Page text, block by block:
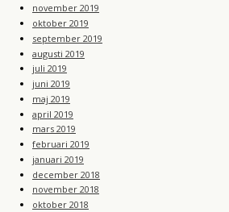
november 2019
oktober 2019
september 2019
augusti 2019
juli 2019
juni 2019
maj 2019
april 2019
mars 2019
februari 2019
januari 2019
december 2018
november 2018
oktober 2018